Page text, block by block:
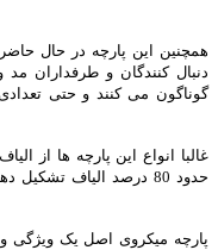
همچنین این پارچه در حال
دنبال کنندگان و طرفداران
گوناگون می کنند و حتی
غالبا انواع این پارچه ها از
حدود 80 درصد الیاف
پارچه میکروی اصل یک ویژگی